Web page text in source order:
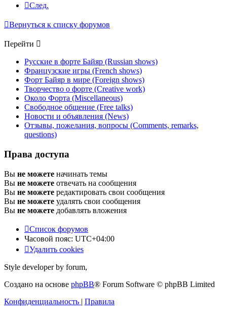
След.
Вернуться к списку форумов
Перейти
Русские в форте Байяр (Russian shows)
Французские игры (French shows)
Форт Байяр в мире (Foreign shows)
Творчество о форте (Creative work)
Около Форта (Miscellaneous)
Свободное общение (Free talks)
Новости и объявления (News)
Отзывы, пожелания, вопросы (Comments, remarks,
questions)
Права доступа
Вы не можете начинать темы
Вы не можете отвечать на сообщения
Вы не можете редактировать свои сообщения
Вы не можете удалять свои сообщения
Вы не можете добавлять вложения
Список форумов
Часовой пояс: UTC+04:00
Удалить cookies
Style developer by forum,
Создано на основе phpBB® Forum Software © phpBB Limited
Конфиденциальность | Правила